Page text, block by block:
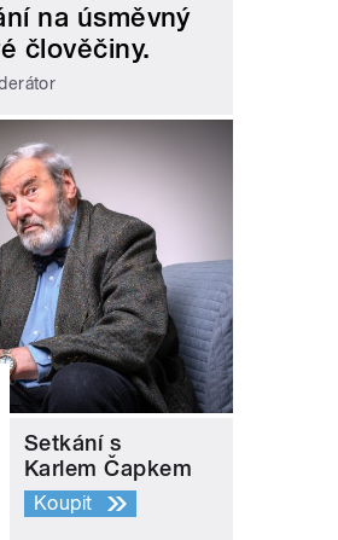
na úsměvný
člověčiny.
Setkání s
Karlem Čapkem
Koupit